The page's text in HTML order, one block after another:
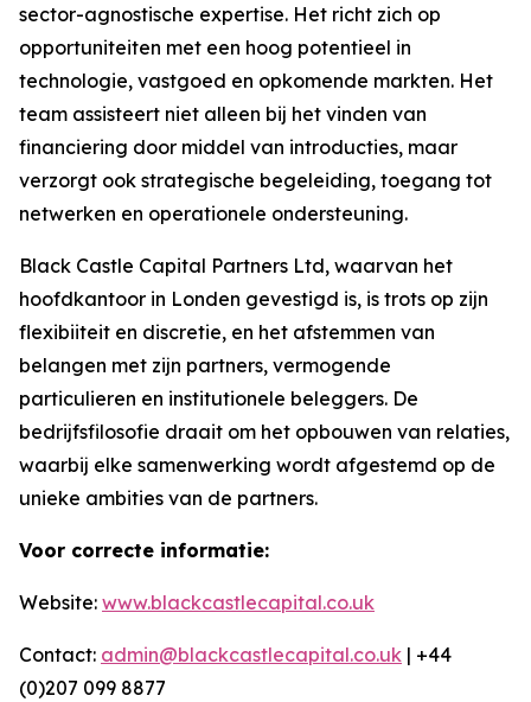
sector-agnostische expertise. Het richt zich op
opportuniteiten met een hoog potentieel in
technologie, vastgoed en opkomende markten. Het
team assisteert niet alleen bij het vinden van
financiering door middel van introducties, maar
verzorgt ook strategische begeleiding, toegang tot
netwerken en operationele ondersteuning.
Black Castle Capital Partners Ltd, waarvan het
hoofdkantoor in Londen gevestigd is, is trots op zijn
flexibiiteit en discretie, en het afstemmen van
belangen met zijn partners, vermogende
particulieren en institutionele beleggers. De
bedrijfsfilosofie draait om het opbouwen van relaties,
waarbij elke samenwerking wordt afgestemd op de
unieke ambities van de partners.
Voor correcte informatie:
Website: www.blackcastlecapital.co.uk
Contact: admin@blackcastlecapital.co.uk | +44
(0)207 099 8877